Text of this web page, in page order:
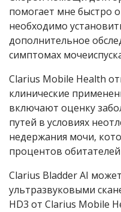
помогает мне быстро
необходимо
дополнительное
симптомах
Clarius Mobile Health
клинические
включают оценку
путей в условиях
недержания мочи,
процентов
Clarius Bladder AI
ультразвуковыми
HD3 от Clarius Mobile